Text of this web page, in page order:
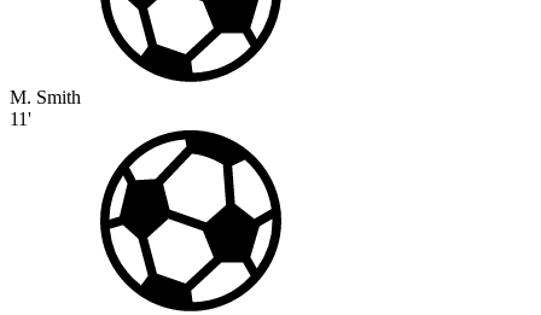
M. Smith
11'